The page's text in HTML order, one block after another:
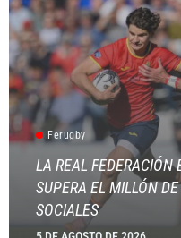
Ferugby
LA REAL FEDERACIÓN
SUPERA EL MILLÓN
SOCIALES